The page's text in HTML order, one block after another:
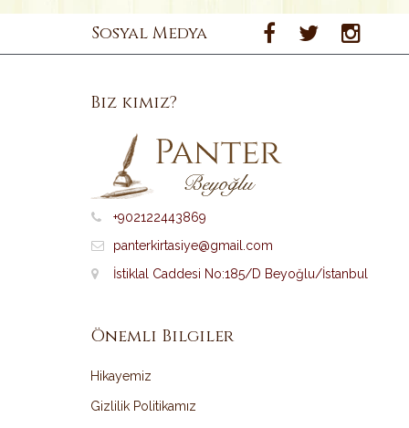
Sosyal Medya
Biz kimiz?
+902122443869
panterkirtasiye@gmail.com
İstiklal Caddesi No:185/D Beyoğlu/İstanbul
Önemli Bilgiler
Hikayemiz
Gizlilik Politikamız